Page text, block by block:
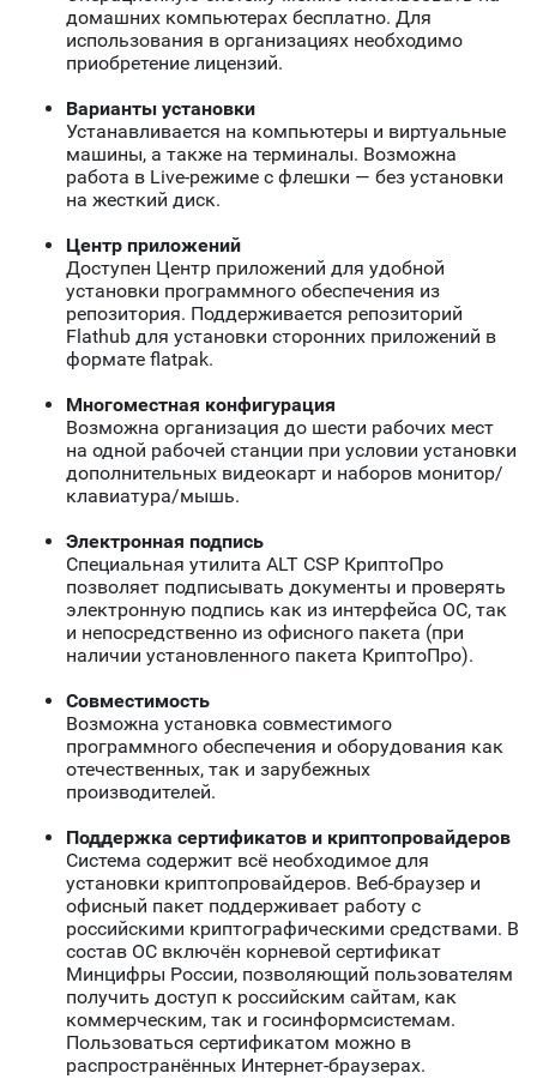
домашних компьютерах бесплатно. Для
использования в организациях необходимо
приобретение лицензий.
Варианты установки
Устанавливается на компьютеры и виртуальные
машины, а также на терминалы. Возможна
работа в Live-режиме с флешки — без установки
на жесткий диск.
Центр приложений
Доступен Центр приложений для удобной
установки программного обеспечения из
репозитория. Поддерживается репозиторий
Flathub для установки сторонних приложений в
формате flatpak.
Многоместная конфигурация
Возможна организация до шести рабочих мест
на одной рабочей станции при условии установки
дополнительных видеокарт и наборов монитор/
клавиатура/мышь.
Электронная подпись
Специальная утилита ALT CSP КриптоПро
позволяет подписывать документы и проверять
электронную подпись как из интерфейса ОС, так
и непосредственно из офисного пакета (при
наличии установленного пакета КриптоПро).
Совместимость
Возможна установка совместимого
программного обеспечения и оборудования как
отечественных, так и зарубежных
производителей.
Поддержка сертификатов и криптопровайдеров
Система содержит всё необходимое для
установки криптопровайдеров. Веб-браузер и
офисный пакет поддерживает работу с
российскими криптографическими средствами. В
состав ОС включён корневой сертификат
Минцифры России, позволяющий пользователям
получить доступ к российским сайтам, как
коммерческим, так и госинформсистемам.
Пользоваться сертификатом можно в
распространённых Интернет-браузерах.